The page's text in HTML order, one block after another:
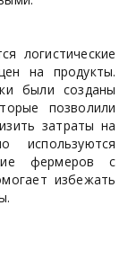
логистические
на продукты.
были созданы
позволили
затраты на
используются
фермеров с
избежать